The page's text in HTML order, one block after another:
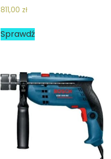
811,00 zł
Sprawdź